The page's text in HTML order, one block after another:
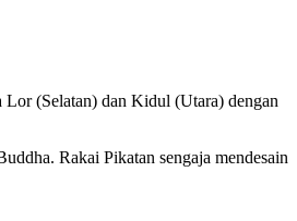
Lor (Selatan) dan Kidul (Utara) dengan
Rakai Pikatan sengaja mendesain